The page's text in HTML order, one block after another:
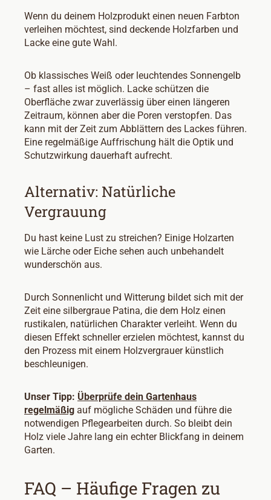
Wenn du deinem Holzprodukt einen neuen Farbton
verleihen möchtest, sind deckende Holzfarben und
Lacke eine gute Wahl.
Ob klassisches Weiß oder leuchtendes Sonnengelb
– fast alles ist möglich. Lacke schützen die
Oberfläche zwar zuverlässig über einen längeren
Zeitraum, können aber die Poren verstopfen. Das
kann mit der Zeit zum Abblättern des Lackes führen.
Eine regelmäßige Auffrischung hält die Optik und
Schutzwirkung dauerhaft aufrecht.
Alternativ: Natürliche
Vergrauung
Du hast keine Lust zu streichen? Einige Holzarten
wie Lärche oder Eiche sehen auch unbehandelt
wunderschön aus.
Durch Sonnenlicht und Witterung bildet sich mit der
Zeit eine silbergraue Patina, die dem Holz einen
rustikalen, natürlichen Charakter verleiht. Wenn du
diesen Effekt schneller erzielen möchtest, kannst du
den Prozess mit einem Holzvergrauer künstlich
beschleunigen.
Unser Tipp: Überprüfe dein Gartenhaus
regelmäßig auf mögliche Schäden und führe die
notwendigen Pflegearbeiten durch. So bleibt dein
Holz viele Jahre lang ein echter Blickfang in deinem
Garten.
FAQ – Häufige Fragen zu